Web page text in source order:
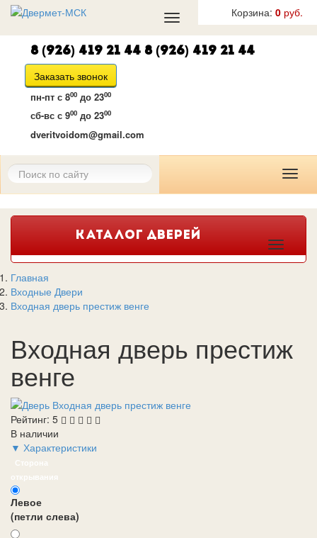
Корзина: 0 руб.
Toggle
navigation
8 (926) 419 21 44 8 (926) 419 21 44
Заказать звонок
пн-пт с 800 до 2300
сб-вс с 900 до 2300
dveritvoidom@gmail.com
КАТАЛОГ ДВЕРЕЙ
Главная
Входные Двери
Входная дверь престиж венге
Входная дверь престиж
венге
Рейтинг: 5
В наличии
▼ Характеристики
Сторона
открывания
Левое
(петли слева)